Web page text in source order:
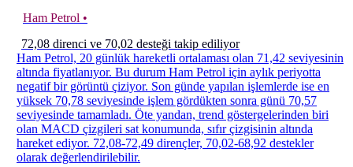
Ham Petrol •
72,08 direnci ve 70,02 desteği takip ediliyor
Ham Petrol, 20 günlük hareketli ortalaması olan 71,42 seviyesinin
altında fiyatlanıyor. Bu durum Ham Petrol için aylık periyotta
negatif bir görüntü çiziyor. Son günde yapılan işlemlerde ise en
yüksek 70,78 seviyesinde işlem gördükten sonra günü 70,57
seviyesinde tamamladı. Öte yandan, trend göstergelerinden biri
olan MACD çizgileri sat konumunda, sıfır çizgisinin altında
hareket ediyor. 72,08-72,49 dirençler, 70,02-68,92 destekler
olarak değerlendirilebilir.